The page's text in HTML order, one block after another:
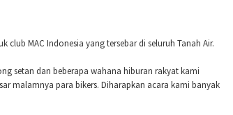
MAC Indonesia yang tersebar di seluruh Tanah Air.
setan dan beberapa wahana hiburan rakyat kami
malamnya para bikers. Diharapkan acara kami banyak